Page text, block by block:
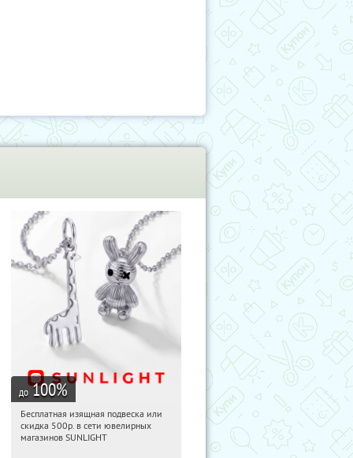
до 100%
08:18:25 Получили:
Россия
Бесплатная изящная подвеска или
скидка 500р. в сети ювелирных
магазинов SUNLIGHT